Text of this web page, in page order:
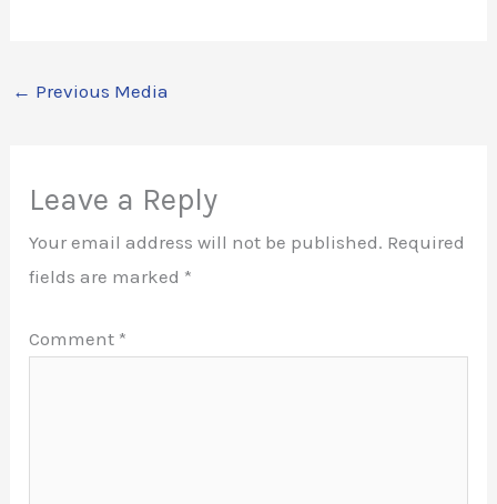
← Previous Media
Leave a Reply
Your email address will not be published. Required
fields are marked *
Comment *